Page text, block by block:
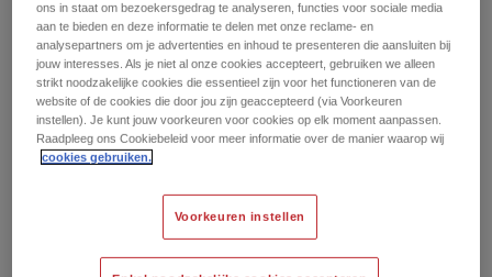
die worden blootgesteld aan veel grote trillingen, zoals
spoorwegen.
Van welk materiaal is Skamol Mesh gemaakt?
Skamol Meshis gemaakt van glasvezel.
Bepaal je hoe Skamol Mesh
moet worden toegepast?
ons in staat om bezoekersgedrag te analyseren, functies voor sociale media
aan te bieden en deze informatie te delen met onze reclame- en
analysepartners om je advertenties en inhoud te presenteren die aansluiten bij
jouw interesses. Als je niet al onze cookies accepteert, gebruiken we alleen
strikt noodzakelijke cookies die essentieel zijn voor het functioneren van de
website of de cookies die door jou zijn geaccepteerd (via Voorkeuren
instellen). Je kunt jouw voorkeuren voor cookies op elk moment aanpassen.
Raadpleeg ons Cookiebeleid voor meer informatie over de manier waarop wij
cookies gebruiken.
Voorkeuren instellen